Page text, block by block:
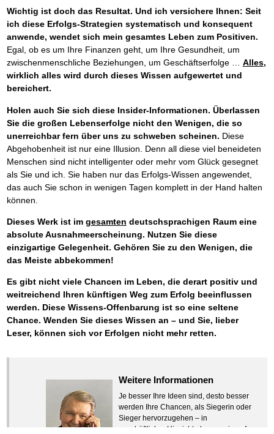
Wichtig ist doch das Resultat. Und ich versichere Ihnen: Seit
ich diese Erfolgs-Strategien systematisch und konsequent
anwende, wendet sich mein gesamtes Leben zum Positiven.
Egal, ob es um Ihre Finanzen geht, um Ihre Gesundheit, um
zwischenmenschliche Beziehungen, um Geschäftserfolge … Alles,
wirklich alles wird durch dieses Wissen aufgewertet und
bereichert.
Holen auch Sie sich diese Insider-Informationen. Überlassen
Sie die großen Lebenserfolge nicht den Wenigen, die so
unerreichbar fern über uns zu schweben scheinen. Diese
Abgehobenheit ist nur eine Illusion. Denn all diese viel beneideten
Menschen sind nicht intelligenter oder mehr vom Glück gesegnet
als Sie und ich. Sie haben nur das Erfolgs-Wissen angewendet,
das auch Sie schon in wenigen Tagen komplett in der Hand halten
können.
Dieses Werk ist im gesamten deutschsprachigen Raum eine
absolute Ausnahmeerscheinung. Nutzen Sie diese
einzigartige Gelegenheit. Gehören Sie zu den Wenigen, die
das Meiste abbekommen!
Es gibt nicht viele Chancen im Leben, die derart positiv und
weitreichend Ihren künftigen Weg zum Erfolg beeinflussen
werden. Diese Wissens-Offenbarung ist so eine seltene
Chance. Wenden Sie dieses Wissen an – und Sie, lieber
Leser, können sich vor Erfolgen nicht mehr retten.
Weitere Informationen
Je besser Ihre Ideen sind, desto besser
werden Ihre Chancen, als Siegerin oder
Sieger hervorzugehen – in
geschäftlicher Hinsicht ebenso wie auf